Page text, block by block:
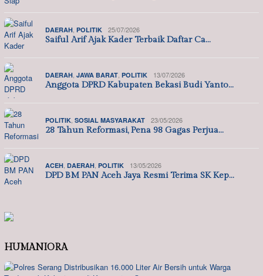
DAERAH POLITIK 25/07/2026
Saiful Arif Ajak Kader Terbaik Daftar Ca…
DAERAH JAWA BARAT POLITIK 13/07/2026
Anggota DPRD Kabupaten Bekasi Budi Yanto…
POLITIK SOSIAL MASYARAKAT 23/05/2026
28 Tahun Reformasi, Pena 98 Gagas Perjua…
ACEH DAERAH POLITIK 13/05/2026
DPD BM PAN Aceh Jaya Resmi Terima SK Kep…
HUMANIORA